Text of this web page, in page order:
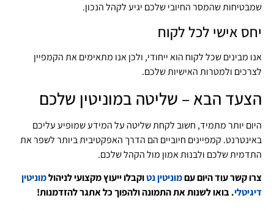
שמבטיחות שהמסר החיובי שלכם יגיע לקהל הנכון.
יחס אישי לכל לקוח
אנו מבינים שכל לקוח הוא ייחודי, ולכן אנו מתאימים את הקמפיין
לצרכים ולמטרות האישיות שלכם.
הצעד הבא – שליטה במוניטין שלכם
היום יותר מתמיד, חשוב לקחת שליטה על המידע שמופיע עליכם
באינטרנט. קמפיינים חיוביים הם הדרך האפקטיבית ביותר לשפר את
התדמית שלכם ולבנות אמון מול הקהל שלכם.
צרו קשר עוד היום עםמוניטין נטוקבלו ייעוץ מקצועי לניהולמוניטין
דיגיטלי. בואו לשנות את התמונה ולהפוך כל אתגר להזדמנות!